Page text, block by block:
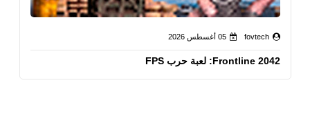
fovtech 05 أغسطس 2026
Frontline 2042: لعبة حرب FPS